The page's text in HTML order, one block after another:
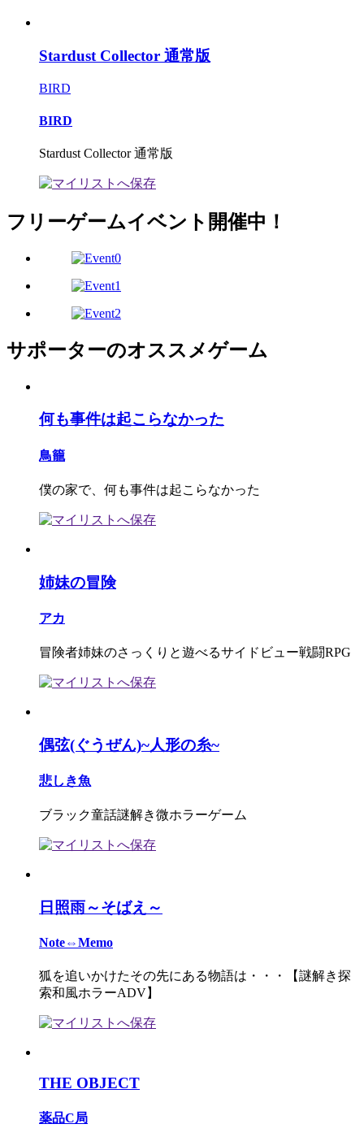
Stardust Collector 通常版
BIRD
BIRD
Stardust Collector 通常版
フリーゲームイベント開催中！
サポーターのオススメゲーム
何も事件は起こらなかった
鳥籠
僕の家で、何も事件は起こらなかった
姉妹の冒険
アカ
冒険者姉妹のさっくりと遊べるサイドビュー戦闘RPG
偶弦(ぐうぜん)~人形の糸~
悲しき魚
ブラック童話謎解き微ホラーゲーム
日照雨～そばえ～
Note⇔Memo
狐を追いかけたその先にある物語は・・・【謎解き探
索和風ホラーADV】
THE OBJECT
薬品C局